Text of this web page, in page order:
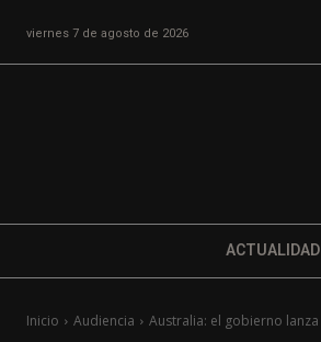
viernes 7 de agosto de 2026
ACTUALIDAD
Inicio Audiencia Australia: el gobierno